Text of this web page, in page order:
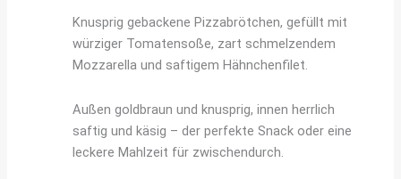
Knusprig gebackene Pizzabrötchen, gefüllt mit
würziger Tomatensoße, zart schmelzendem
Mozzarella und saftigem Hähnchenfilet.
Außen goldbraun und knusprig, innen herrlich
saftig und käsig – der perfekte Snack oder eine
leckere Mahlzeit für zwischendurch.